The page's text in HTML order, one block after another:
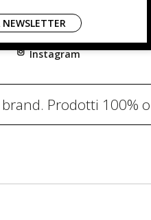
Spedizione
Instagram
Prodotti 100%